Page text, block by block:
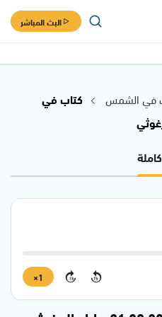
البث المباشر
في الشمس
كتاب في
15
15
1×